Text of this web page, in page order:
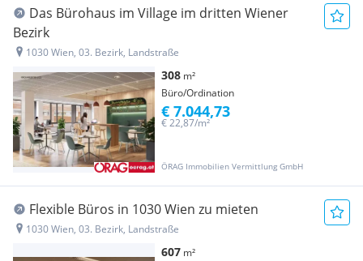
Das Bürohaus im Village im dritten Wiener
Bezirk
1030 Wien, 03. Bezirk, Landstraße
308 m²
Büro/Ordination
ÖRAG Immobilien Vermittlung GmbH
€ 22,87/m²
€ 7.044,73
Flexible Büros in 1030 Wien zu mieten
1030 Wien, 03. Bezirk, Landstraße
607 m²